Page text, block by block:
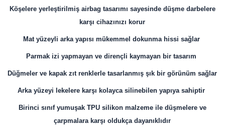
Köşelere yerleştirilmiş airbag tasarımı sayesinde düşme darbelere
karşı cihazınızı korur
Mat yüzeyli arka yapısı mükemmel dokunma hissi sağlar
Parmak izi yapmayan ve dirençli kaymayan bir tasarım
Düğmeler ve kapak zıt renklerle tasarlanmış şık bir görünüm sağlar
Arka yüzeyi lekelere karşı kolayca silinebilen yapıya sahiptir
Birinci sınıf yumuşak TPU silikon malzeme ile düşmelere ve
çarpmalara karşı oldukça dayanıklıdır